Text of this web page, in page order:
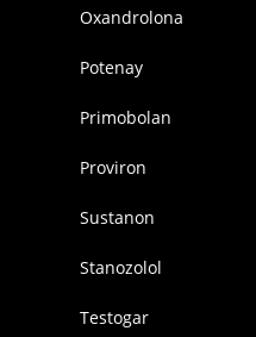
Oxandrolona
Potenay
Primobolan
Proviron
Sustanon
Stanozolol
Testogar